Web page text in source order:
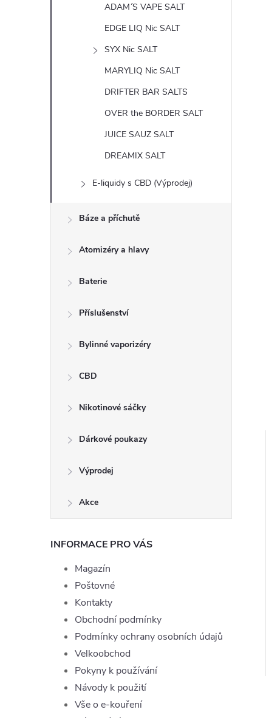
ADAM´S VAPE SALT
EDGE LIQ Nic SALT
SYX Nic SALT
MARYLIQ Nic SALT
DRIFTER BAR SALTS
OVER the BORDER SALT
JUICE SAUZ SALT
DREAMIX SALT
E-liquidy s CBD (Výprodej)
Báze a příchutě
Atomizéry a hlavy
Baterie
Příslušenství
Bylinné vaporizéry
CBD
Nikotinové sáčky
Dárkové poukazy
Výprodej
Akce
INFORMACE PRO VÁS
Magazín
Poštovné
Kontakty
Obchodní podmínky
Podmínky ochrany osobních údajů
Velkoobchod
Pokyny k používání
Návody k použití
Vše o e-kouření
Red Mix
ZOBRAZIT
LIQ-TOPJOYE-REDMIX-10-16
Liquid TOP Joyetech Usa Mix
199 Kč
Skladem DO KOŠÍKU
Kód: